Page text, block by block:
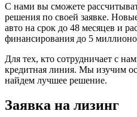
С нами вы сможете
решения по своей заявке.
авто на срок до 48 месяцев и
финансирования до 5
Для тех, кто сотрудничает с
кредитная линия. Мы изучим
найдем лучшее решение.
Заявка на лизинг